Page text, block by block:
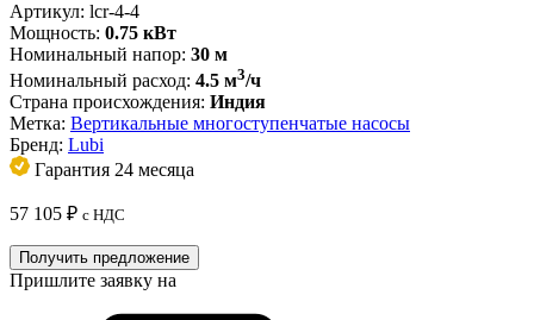
Артикул: lcr-4-4
Мощность: 0.75 кВт
Номинальный напор: 30 м
Номинальный расход: 4.5 м3/ч
Страна происхождения: Индия
Метка: Вертикальные многоступенчатые насосы
Бренд: Lubi
Гарантия 24 месяца
57 105 ₽ с НДС
Получить предложение
Пришлите заявку на